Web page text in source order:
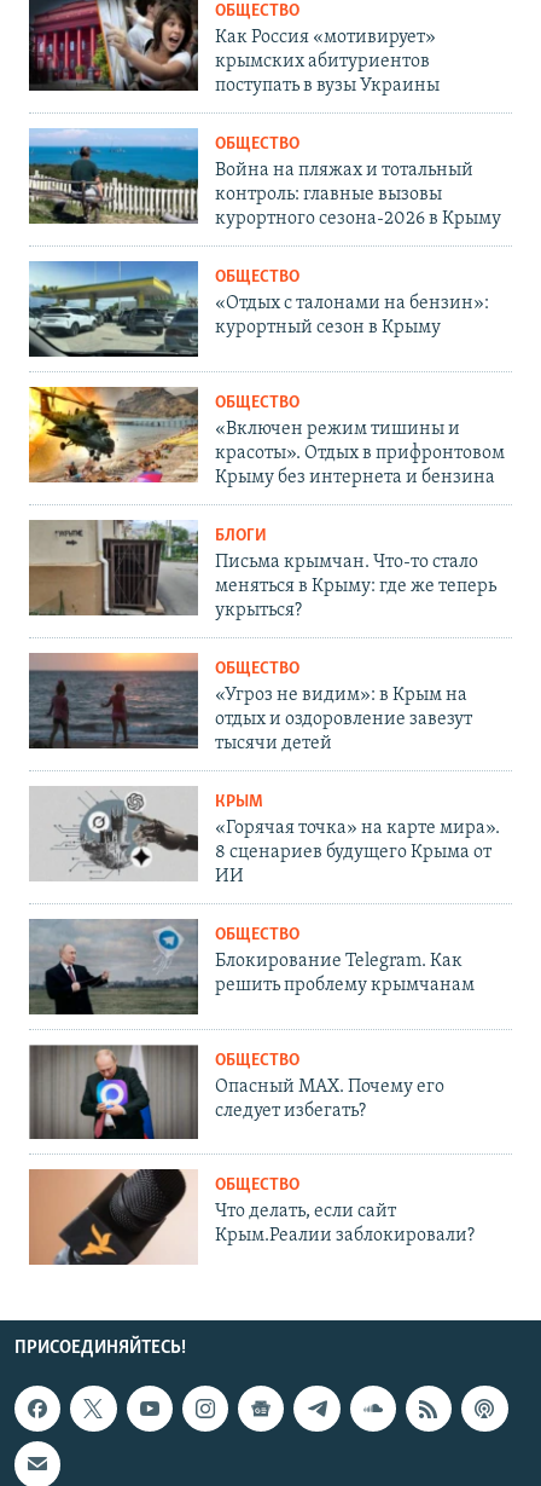
ОБЩЕСТВО
Как Россия «мотивирует»
крымских абитуриентов
поступать в вузы Украины
ОБЩЕСТВО
Война на пляжах и тотальный
контроль: главные вызовы
курортного сезона-2026 в Крыму
ОБЩЕСТВО
«Отдых с талонами на бензин»:
курортный сезон в Крыму
ОБЩЕСТВО
«Включен режим тишины и
красоты». Отдых в прифронтовом
Крыму без интернета и бензина
БЛОГИ
Письма крымчан. Что-то стало
меняться в Крыму: где же теперь
укрыться?
ОБЩЕСТВО
«Угроз не видим»: в Крым на
отдых и оздоровление завезут
тысячи детей
КРЫМ
«Горячая точка» на карте мира».
8 сценариев будущего Крыма от
ИИ
ОБЩЕСТВО
Блокирование Telegram. Как
решить проблему крымчанам
ОБЩЕСТВО
Опасный MAX. Почему его
следует избегать?
ОБЩЕСТВО
Что делать, если сайт
Крым.Реалии заблокировали?
ПРИСОЕДИНЯЙТЕСЬ!